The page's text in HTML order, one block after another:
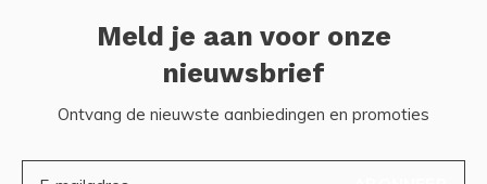
Meld je aan voor onze
nieuwsbrief
Ontvang de nieuwste aanbiedingen en promoties